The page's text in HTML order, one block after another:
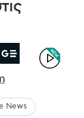
News